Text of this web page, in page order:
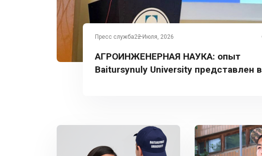
Пресс служба22 Июля, 2026
АГРОИНЖЕНЕРНАЯ НАУКА: опыт
Baitursynuly University представлен в